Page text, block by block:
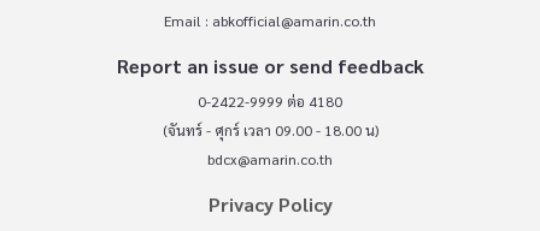
Email : abkofficial@amarin.co.th
Report an issue or send feedback
0-2422-9999 ต่อ 4180
(จันทร์ - ศุกร์ เวลา 09.00 - 18.00 น)
bdcx@amarin.co.th
Privacy Policy